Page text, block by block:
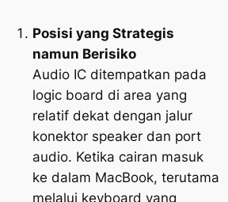
Posisi yang Strategis
namun Berisiko
Audio IC ditempatkan pada
logic board di area yang
relatif dekat dengan jalur
konektor speaker dan port
audio. Ketika cairan masuk
ke dalam MacBook, terutama
melalui keyboard yang